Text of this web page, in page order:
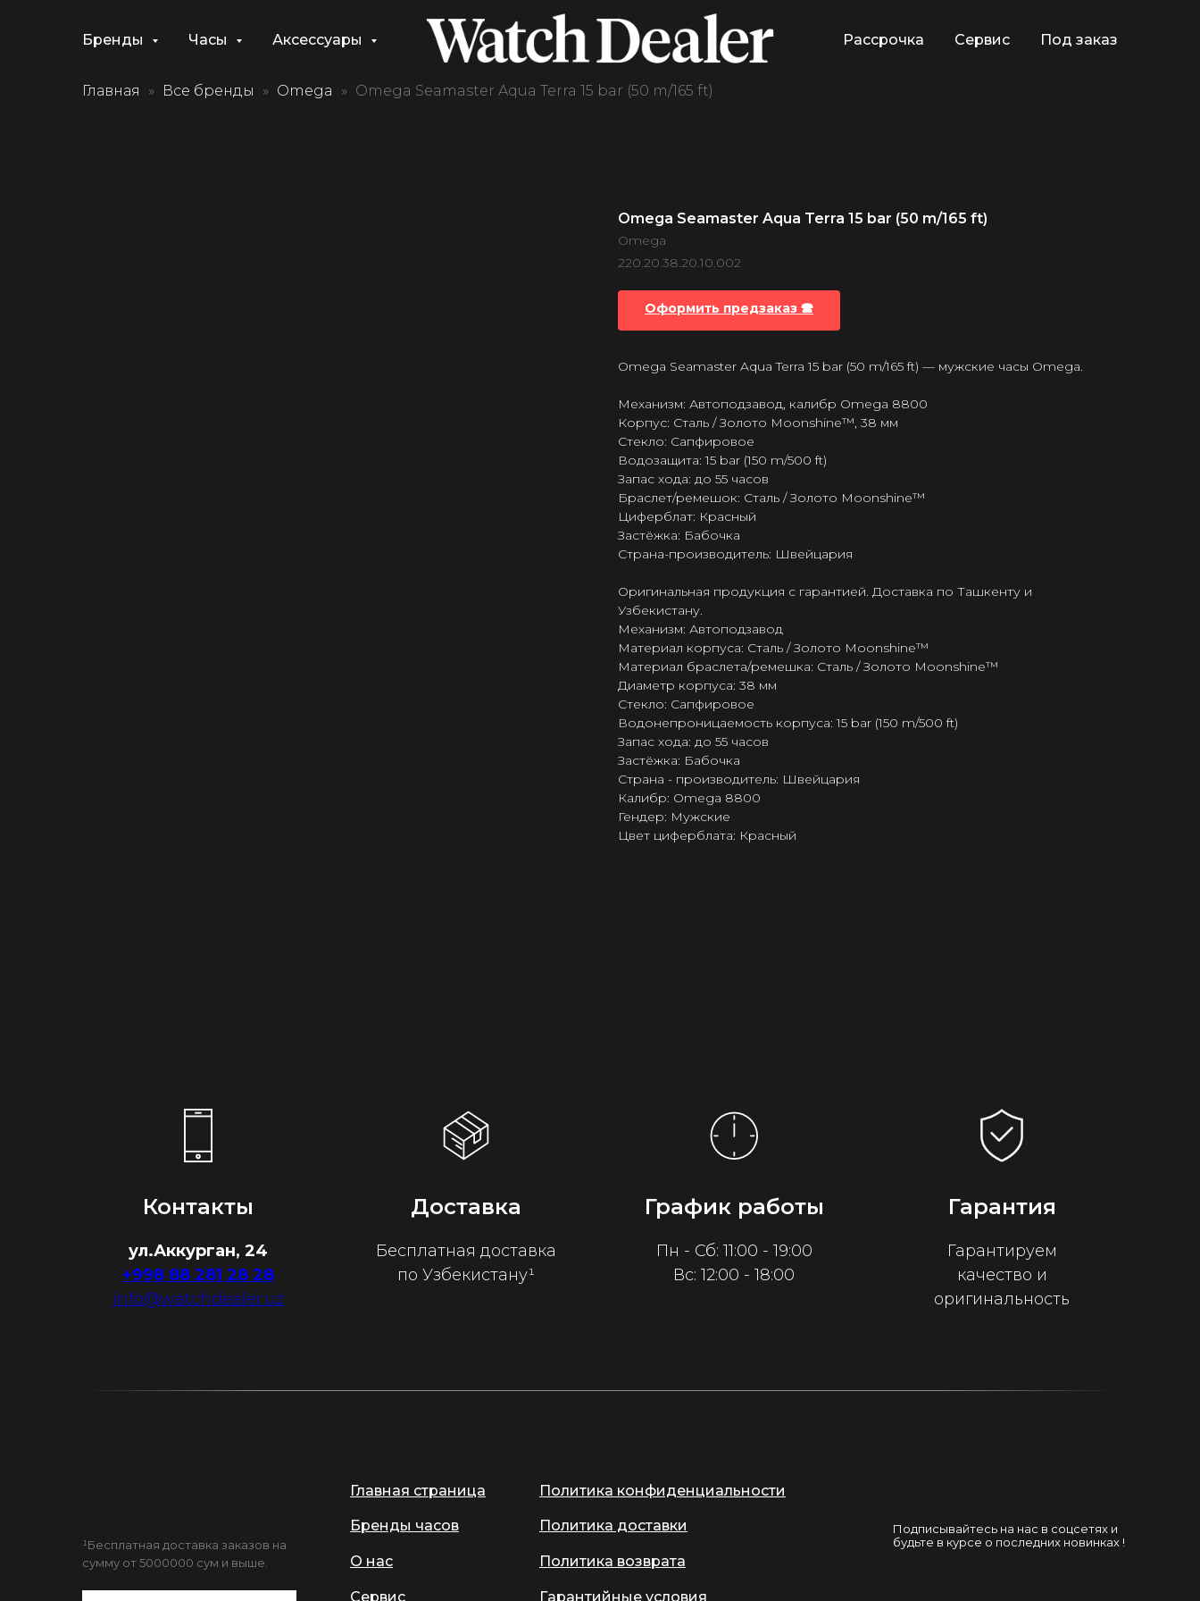
Бренды Часы Аксессуары Рассрочка Сервис Под заказ
Главная Все бренды Omega Omega Seamaster Aqua Terra 15 bar (50 m/165 ft)
Omega Seamaster Aqua Terra 15 bar (50 m/165 ft)
Omega
220.20.38.20.10.002
Оформить предзаказ 🕿
Omega Seamaster Aqua Terra 15 bar (50 m/165 ft) — мужские часы Omega.
Механизм: Автоподзавод, калибр Omega 8800
Корпус: Сталь / Золото Moonshine™, 38 мм
Стекло: Сапфировое
Водозащита: 15 bar (150 m/500 ft)
Запас хода: до 55 часов
Браслет/ремешок: Сталь / Золото Moonshine™
Циферблат: Красный
Застёжка: Бабочка
Страна-производитель: Швейцария
Оригинальная продукция с гарантией. Доставка по Ташкенту и
Узбекистану.
Механизм: Автоподзавод
Материал корпуса: Сталь / Золото Moonshine™
Материал браслета/ремешка: Сталь / Золото Moonshine™
Диаметр корпуса: 38 мм
Стекло: Сапфировое
Водонепроницаемость корпуса: 15 bar (150 m/500 ft)
Запас хода: до 55 часов
Застёжка: Бабочка
Страна - производитель: Швейцария
Калибр: Omega 8800
Гендер: Мужские
Цвет циферблата: Красный
Контакты
ул.Аккурган, 24
+998 88 281 28 28
info@watchdealer.uz
Доставка
Бесплатная доставка
по Узбекистану¹
График работы
Пн - Сб: 11:00 - 19:00
Вс: 12:00 - 18:00
Гарантия
Гарантируем
качество и
оригинальность
Подписывайтесь на нас в соцсетях и
будьте в курсе о последних новинках !
Главная страница
Бренды часов
О нас
Сервис
¹Бесплатная доставка заказов на
сумму от 5000000 сум и выше.
Политика конфиденциальности
Политика доставки
Политика возврата
Гарантийные условия